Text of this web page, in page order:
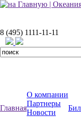
8 (495) 1111-11-11
Главная
О компании
Партнеры
Новости